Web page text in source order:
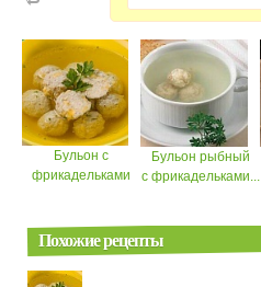
Бульон с
фрикадельками
Бульон рыбный
с фрикадельками...
Похожие рецепты